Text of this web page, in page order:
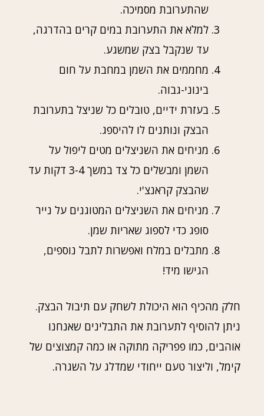
שהתערובת מסמיכה.
למלא את התערובת במים קרים בהדרגה,
עד שנקבל בצק שמשגע.
מחממים את השמן במחבת על חום
בינוני-גבוה.
בעזרת ידיים, טובלים כל שניצל בתערובת
הבצק ונותנים לו להיספג.
מניחים את השניצלים מטים ליפול על
השמן ומבשלים כל צד במשך 3-4 דקות עד
שהבצק קראנצ'י.
מניחים את השניצלים המטוגנים על נייר
סופג כדי לספוג שאריות שמן.
מתבלים במלח ואפשרות לתבל נוספים,
הגישו מיד!
חלק מהכיף הוא היכולת לשחק עם תיבול הבצק.
ניתן להוסיף לתערובת את התבלינים שאנחנו
אוהבים, כמו פפריקה מתוקה או כמה קמצוצים של
קימל, וליצור טעם ייחודי שמדלג על השגרה.